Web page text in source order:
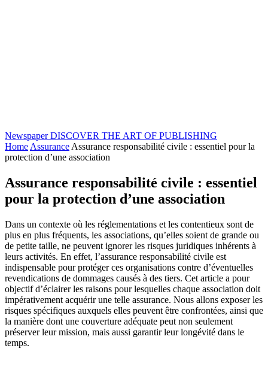
Newspaper DISCOVER THE ART OF PUBLISHING
Home Assurance Assurance responsabilité civile : essentiel pour la
protection d’une association
Assurance responsabilité civile : essentiel
pour la protection d’une association
Dans un contexte où les réglementations et les contentieux sont de
plus en plus fréquents, les associations, qu’elles soient de grande ou
de petite taille, ne peuvent ignorer les risques juridiques inhérents à
leurs activités. En effet, l’assurance responsabilité civile est
indispensable pour protéger ces organisations contre d’éventuelles
revendications de dommages causés à des tiers. Cet article a pour
objectif d’éclairer les raisons pour lesquelles chaque association doit
impérativement acquérir une telle assurance. Nous allons exposer les
risques spécifiques auxquels elles peuvent être confrontées, ainsi que
la manière dont une couverture adéquate peut non seulement
préserver leur mission, mais aussi garantir leur longévité dans le
temps.